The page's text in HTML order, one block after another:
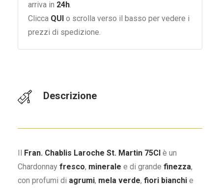
arriva in 24h.
Clicca QUI o scrolla verso il basso per vedere i
prezzi di spedizione.
Descrizione
Il Fran. Chablis Laroche St. Martin 75Cl è un
Chardonnay fresco, minerale e di grande finezza,
con profumi di agrumi, mela verde, fiori bianchi e